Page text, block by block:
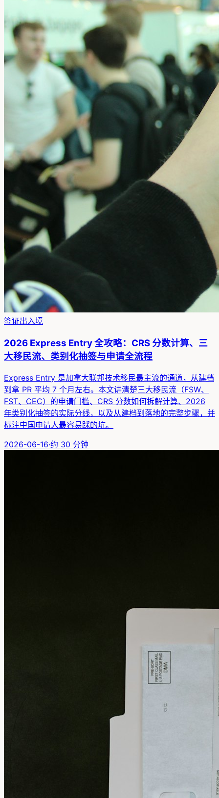
签证出入境
2026 Express Entry 全攻略：CRS 分数计算、三
大移民流、类别化抽签与申请全流程
Express Entry 是加拿大联邦技术移民最主流的通道，从建档
到拿 PR 平均 7 个月左右。本文讲清楚三大移民流（FSW、
FST、CEC）的申请门槛、CRS 分数如何拆解计算、2026
年类别化抽签的实际分线，以及从建档到落地的完整步骤，并
标注中国申请人最容易踩的坑。
2026-06-16·约 30 分钟